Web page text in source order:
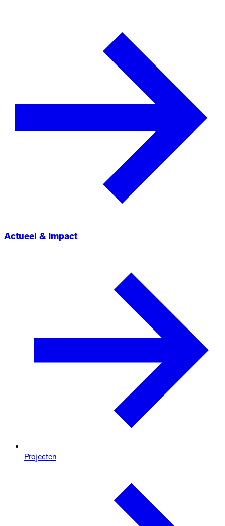
Actueel & Impact
Projecten